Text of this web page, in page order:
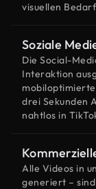
visuellen
Soziale
Die Social-
Interaktion
drei Sekunden
nahtlos in
Alle Videos in
generiert –